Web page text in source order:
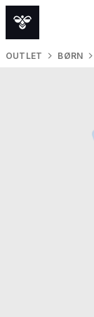
OUTLET BØRN